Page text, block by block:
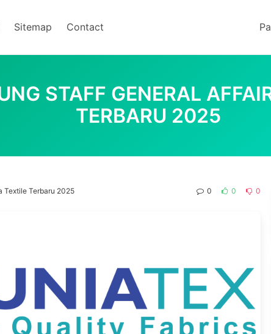
Sitemap Contact
STAFF GENERAL
TERBARU 2025
Textile Terbaru 2025 0 0 0